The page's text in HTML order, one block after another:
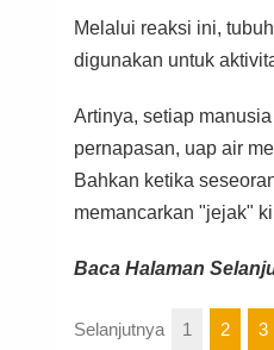
Melalui reaksi ini,
digunakan untuk
Artinya, setiap
pernapasan, uap air
Bahkan ketika
memancarkan "jejak"
Baca Halaman
Selanjutnya 1 2 3